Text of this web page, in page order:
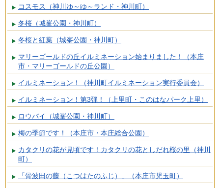
コスモス（神川ゆ～ゆ～ランド・神川町）
冬桜（城峯公園・神川町）
冬桜と紅葉（城峯公園・神川町）
マリーゴールドの丘イルミネーション始まりました！（本庄
市・マリーゴールドの丘公園）
イルミネーション！（神川町イルミネーション実行委員会）
イルミネーション！第3弾！（上里町・このはなパーク上里）
ロウバイ（城峯公園・神川町）
梅の季節です！（本庄市・本庄総合公園）
カタクリの花が見頃です！カタクリの花としだれ桜の里（神川
町）
「骨波田の藤（こつはたのふじ）」（本庄市児玉町）